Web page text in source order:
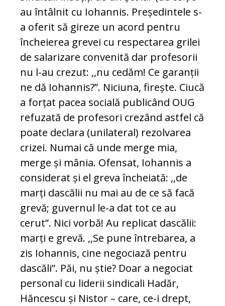
au întâlnit cu Iohannis. Președintele s-
a oferit să gireze un acord pentru
încheierea grevei cu respectarea grilei
de salarizare convenită dar profesorii
nu l-au crezut: ,,nu cedăm! Ce garanții
ne dă Iohannis?”. Niciuna, firește. Ciucă
a forțat pacea socială publicând OUG
refuzată de profesori crezând astfel că
poate declara (unilateral) rezolvarea
crizei. Numai că unde merge mia,
merge și mânia. Ofensat, Iohannis a
considerat și el greva încheiată: ,,de
marți dascălii nu mai au de ce să facă
grevă; guvernul le-a dat tot ce au
cerut”. Nici vorbă! Au replicat dascălii:
marți e grevă. ,,Se pune întrebarea, a
zis Iohannis, cine negociază pentru
dascăli”. Păi, nu știe? Doar a negociat
personal cu liderii sindicali Hadăr,
Hăncescu și Nistor – care, ce-i drept,